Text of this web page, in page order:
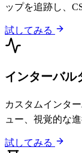
ップを追跡し、
試してみる
インターバル
カスタムインタ
ュー、視覚的な
試してみる